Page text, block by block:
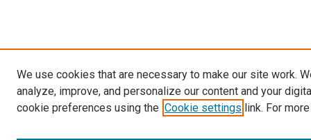
We use cookies that are necessary to make our site work.
analyze, improve, and personalize our content and your
cookie preferences using the Cookie settings link. For